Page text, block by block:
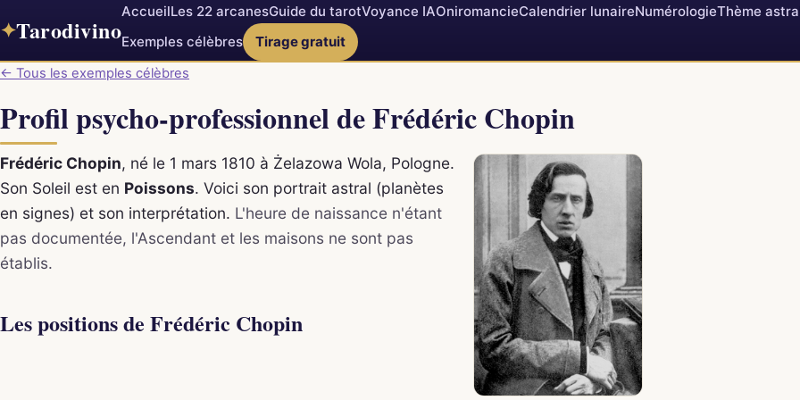
✦Tarodivino
AccueilLes 22 arcanesGuide du tarotVoyance IAOniromancieCalendrier lunaireNumérologieThème
Exemples célèbres
Tirage gratuit
← Tous les exemples célèbres
Profil psycho-professionnel de Frédéric Chopin
Frédéric Chopin, né le 1 mars 1810 à Żelazowa Wola, Pologne.
Son Soleil est en Poissons. Voici son portrait astral (planètes
en signes) et son interprétation. L'heure de naissance n'étant
pas documentée, l'Ascendant et les maisons ne sont pas
établis.
Les positions de Frédéric Chopin